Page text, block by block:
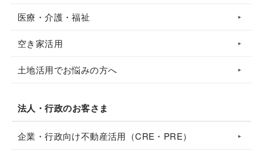
医療・介護・福祉
空き家活用
土地活用でお悩みの方へ
法人・行政のお客さま
企業・行政向け不動産活用（CRE・PRE）